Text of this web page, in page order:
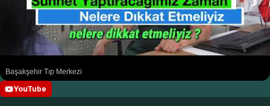
Başakşehir Tıp Merkezi
YouTube